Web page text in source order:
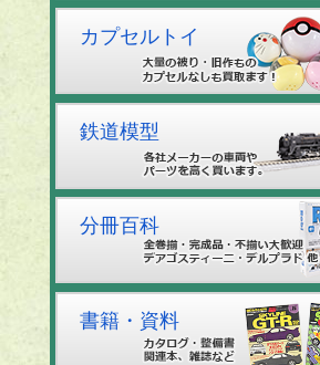
カプセルトイ
鉄道模型
分冊百科
書籍・資料